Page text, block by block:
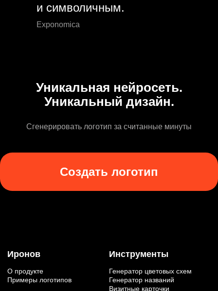
и символичным.
Exponomica
Уникальная нейросеть.
Уникальный дизайн.
Сгенерировать логотип за считанные минуты
Создать логотип
Иронов
О продукте
Примеры логотипов
Инструменты
Генератор цветовых схем
Генератор названий
Визитные карточки